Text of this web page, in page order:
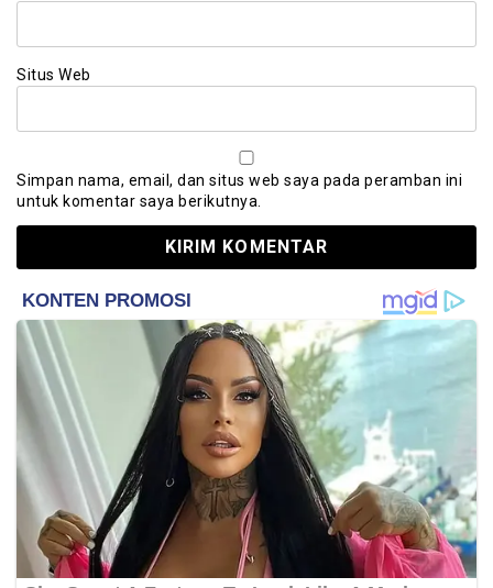
Situs Web
Simpan nama, email, dan situs web saya pada peramban ini
untuk komentar saya berikutnya.